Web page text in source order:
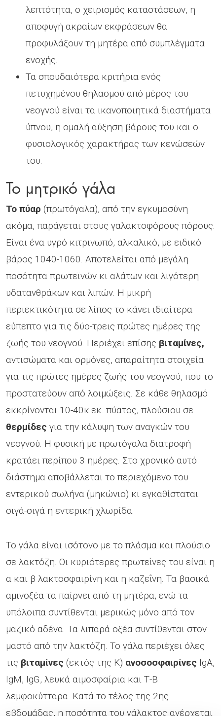
λεπτότητα, ο χειρισμός καταστάσεων, η
αποφυγή ακραίων εκφράσεων θα
προφυλάξουν τη μητέρα από συμπλέγματα
ενοχής.
Τα σπουδαιότερα κριτήρια ενός
πετυχημένου θηλασμού από μέρος του
νεογνού είναι τα ικανοποιητικά διαστήματα
ύπνου, η ομαλή αύξηση βάρους του και ο
φυσιολογικός χαρακτήρας των κενώσεών
του.
Το μητρικό γάλα
Το πύαρ (πρωτόγαλα), από την εγκυμοσύνη
ακόμα, παράγεται στους γαλακτοφόρους πόρους.
Είναι ένα υγρό κιτρινωπό, αλκαλικό, με ειδικό
βάρος 1040-1060. Αποτελείται από μεγάλη
ποσότητα πρωτεϊνών κι αλάτων και λιγότερη
υδατανθράκων και λιπών. Η μικρή
περιεκτικότητα σε λίπος το κάνει ιδιαίτερα
εύπεπτο για τις δύο-τρεις πρώτες ημέρες της
ζωής του νεογνού. Περιέχει επίσης βιταμίνες,
αντισώματα και ορμόνες, απαραίτητα στοιχεία
για τις πρώτες ημέρες ζωής του νεογνού, που το
προστατεύουν από λοιμώξεις. Σε κάθε θηλασμό
εκκρίνονται 10-40κ.εκ. πύατος, πλούσιου σε
θερμίδες για την κάλυψη των αναγκών του
νεογνού. Η φυσική με πρωτόγαλα διατροφή
κρατάει περίπου 3 ημέρες. Στο χρονικό αυτό
διάστημα αποβάλλεται το περιεχόμενο του
εντερικού σωλήνα (μηκώνιο) κι εγκαθίσταται
σιγά-σιγά η εντερική χλωρίδα.
Το γάλα είναι ισότονο με το πλάσμα και πλούσιο
σε λακτόζη. Οι κυριότερες πρωτεΐνες του είναι η
α και β λακτοσφαιρίνη και η καζεΐνη. Τα βασικά
αμινοξέα τα παίρνει από τη μητέρα, ενώ τα
υπόλοιπα συντίθενται μερικώς μόνο από τον
μαζικό αδένα. Τα λιπαρά οξέα συντίθενται στον
μαστό από την λακτόζη. Το γάλα περιέχει όλες
τις βιταμίνες (εκτός της Κ) ανοσοσφαιρίνες IgA,
IgM, IgG, λευκά αιμοσφαίρια και Τ-Β
λεμφοκύτταρα. Κατά το τέλος της 2ης
εβδομάδας, η ποσότητα του γάλακτος ανέρχεται